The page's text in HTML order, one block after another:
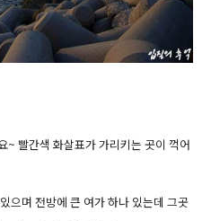
~ 빨간색 화살표가 가리키는 곳이 꺽어
으며 전방에 큰 여가 하나 있는데 그곳